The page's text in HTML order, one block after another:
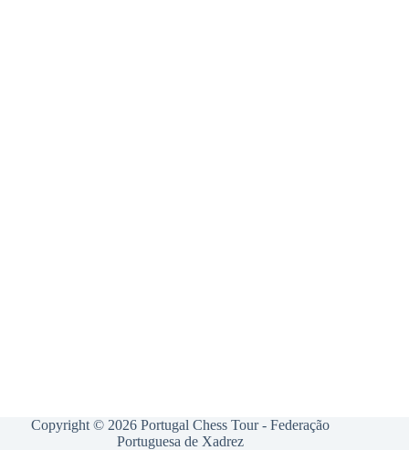
Copyright © 2026 Portugal Chess Tour - Federação
Portuguesa de Xadrez